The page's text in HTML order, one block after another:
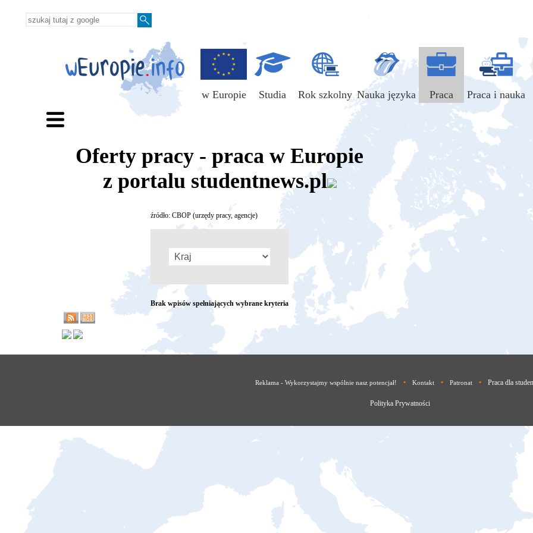
w Europie Studia Rok szkolny Nauka języka Praca Praca i nauka
Oferty pracy - praca w Europie
z portalu studentnews.pl
źródło: CBOP (urzędy pracy, agencje)
Brak wpisów spełniających wybrane kryteria
Reklama - Wykorzystajmy wspólnie nasz potencjał! • Kontakt • Patronat • Praca dla
Polityka Prywatności